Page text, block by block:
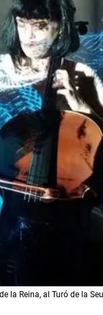
la Reina, al Turó de la